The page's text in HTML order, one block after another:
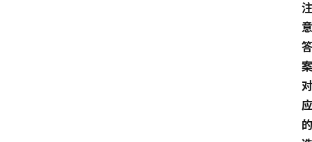
注
意
答
案
对
应
的